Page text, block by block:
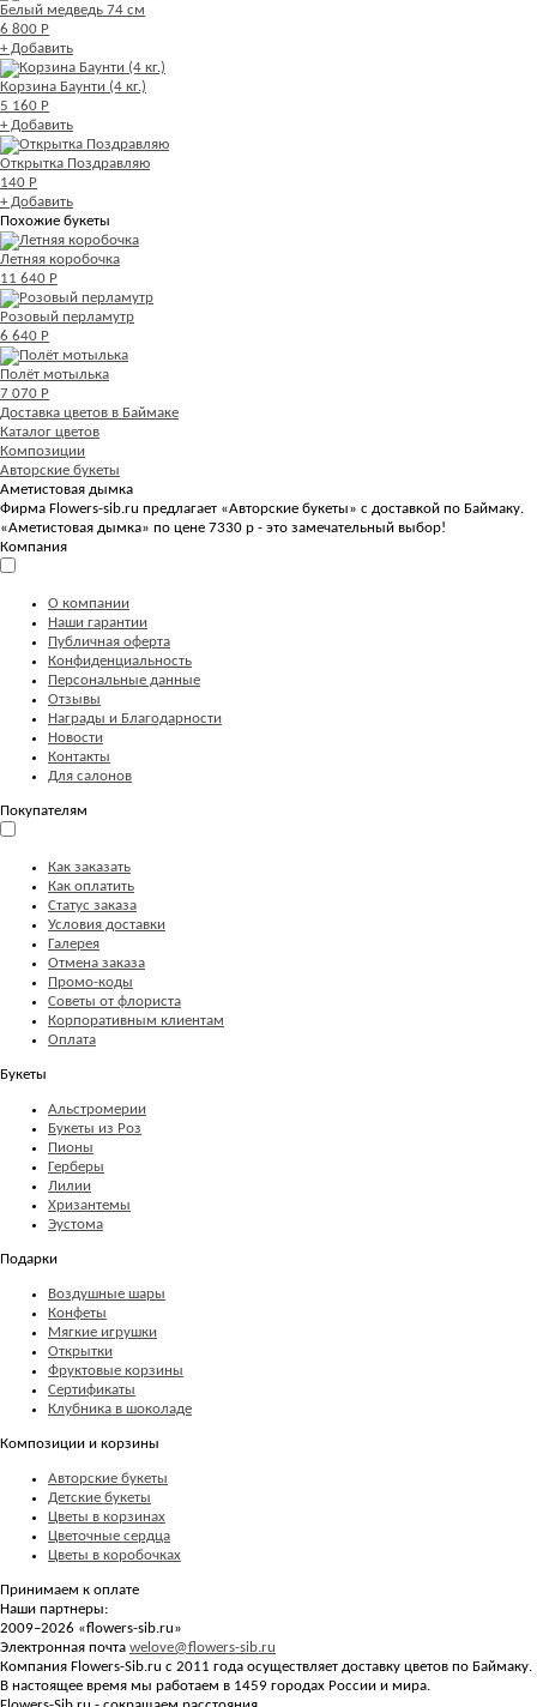
Белый медведь 74 см
6 800 Р
+ Добавить
Корзина Баунти (4 кг.)
5 160 Р
+ Добавить
Открытка Поздравляю
140 Р
+ Добавить
Похожие букеты
Летняя коробочка
11 640 Р
Розовый перламутр
6 640 Р
Полёт мотылька
7 070 Р
Доставка цветов в Баймаке
Каталог цветов
Композиции
Авторские букеты
Аметистовая дымка
Фирма Flowers-sib.ru предлагает «Авторские букеты» с доставкой по Баймаку.
«Аметистовая дымка» по цене 7330 р - это замечательный выбор!
Компания
О компании
Наши гарантии
Публичная оферта
Конфиденциальность
Персональные данные
Отзывы
Награды и Благодарности
Новости
Контакты
Для салонов
Покупателям
Как заказать
Как оплатить
Статус заказа
Условия доставки
Галерея
Отмена заказа
Промо-коды
Советы от флориста
Корпоративным клиентам
Оплата
Букеты
Альстромерии
Букеты из Роз
Пионы
Герберы
Лилии
Хризантемы
Эустома
Подарки
Воздушные шары
Конфеты
Мягкие игрушки
Открытки
Фруктовые корзины
Сертификаты
Клубника в шоколаде
Композиции и корзины
Авторские букеты
Детские букеты
Цветы в корзинах
Цветочные сердца
Цветы в коробочках
Принимаем к оплате
Наши партнеры:
2009–2026 «flowers-sib.ru»
Электронная почта welove@flowers-sib.ru
Компания Flowers-Sib.ru с 2011 года осуществляет доставку цветов по Баймаку.
В настоящее время мы работаем в 1459 городах России и мира.